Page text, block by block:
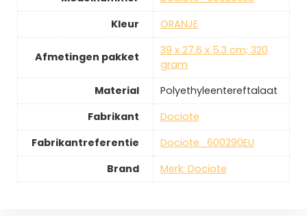
Kleur
‎ORANJE
Afmetingen pakket
‎39 x 27.6 x 5.3 cm; 320
gram
Material
‎Polyethyleentereftalaat
Fabrikant
‎Dociote
Fabrikantreferentie
‎Dociote_600290EU
Brand
Merk: Dociote